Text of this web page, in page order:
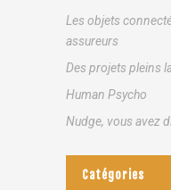
Les objets
assureurs
Des projets pleins
Human Psycho
Nudge, vous avez
Catégories